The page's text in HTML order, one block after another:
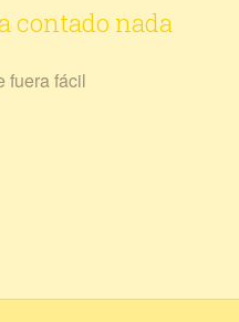
contado nada
fuera fácil